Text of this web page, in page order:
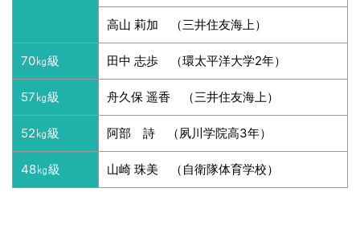
高山 莉加 （三井住友海上）
70㎏級 田中 志歩 （環太平洋大学2年）
57㎏級 舟久保 遥香 （三井住友海上）
52㎏級 阿部 詩 （夙川学院高3年）
48㎏級 山崎 珠美 （自衛隊体育学校）